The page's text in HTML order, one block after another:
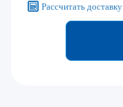
Рассчитать доставку